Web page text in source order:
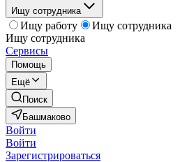
Ищу сотрудника
Ищу работу
Ищу сотрудника
Ищу сотрудника
Сервисы
Помощь
Ещё
Поиск
Башмаково
Войти
Войти
Зарегистрироваться